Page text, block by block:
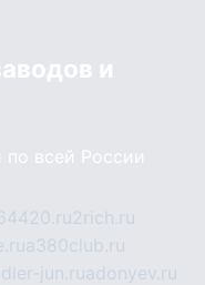
и
по всей России
2rich.ru
a380club.ru
jun.ruadonyev.ru